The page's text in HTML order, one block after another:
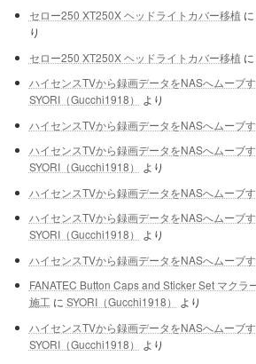
セロー250 XT250X ヘッドライトカバー移植 に
り
セロー250 XT250X ヘッドライトカバー移植 に
ハイセンスTVから録画データをNASへムーブ
SYORI（Gucchi1918）
より
ハイセンスTVから録画データをNASへムーブ
ハイセンスTVから録画データをNASへムーブ
SYORI（Gucchi1918）
より
ハイセンスTVから録画データをNASへムーブ
ハイセンスTVから録画データをNASへムーブ
SYORI（Gucchi1918）
より
ハイセンスTVから録画データをNASへムーブ
FANATEC Button Caps and Sticker Set マクラ
施工 に SYORI（Gucchi1918）
より
ハイセンスTVから録画データをNASへムーブ
SYORI（Gucchi1918）
より